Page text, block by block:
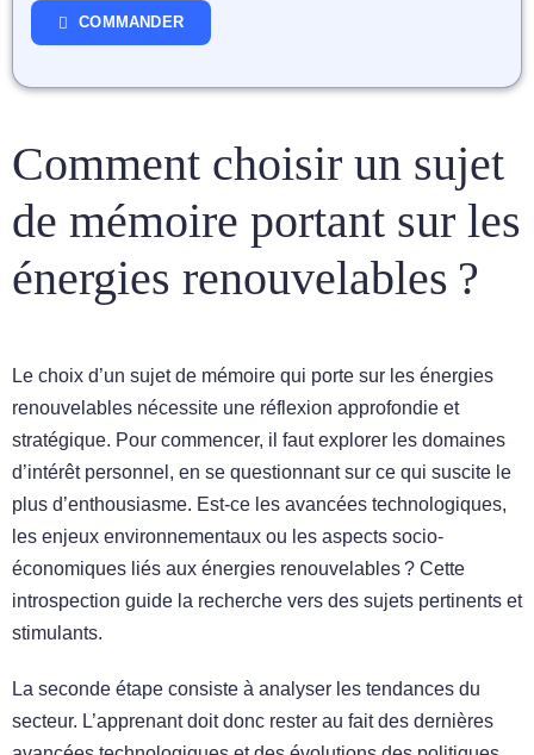
COMMANDER
Comment choisir un sujet
de mémoire portant sur les
énergies renouvelables ?
Le choix d’un sujet de mémoire qui porte sur les énergies
renouvelables nécessite une réflexion approfondie et
stratégique. Pour commencer, il faut explorer les domaines
d’intérêt personnel, en se questionnant sur ce qui suscite le
plus d’enthousiasme. Est-ce les avancées technologiques,
les enjeux environnementaux ou les aspects socio-
économiques liés aux énergies renouvelables ? Cette
introspection guide la recherche vers des sujets pertinents et
stimulants.
La seconde étape consiste à analyser les tendances du
secteur. L’apprenant doit donc rester au fait des dernières